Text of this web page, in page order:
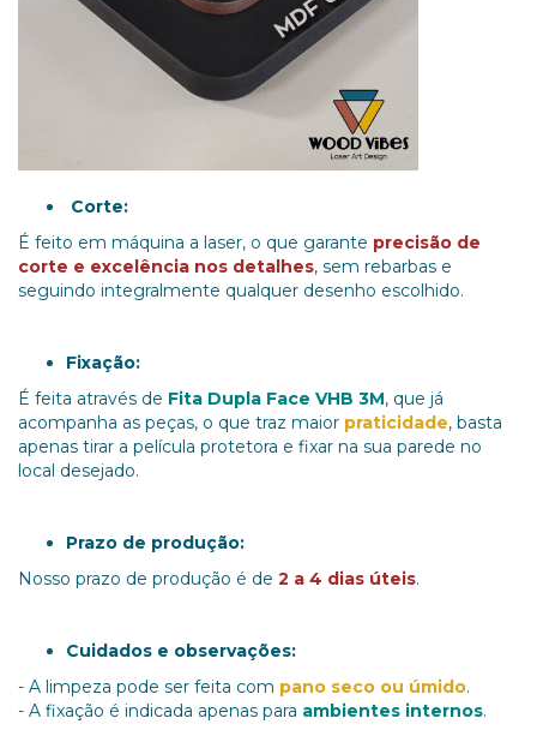
Corte:
É feito em máquina a laser, o que garante precisão de
corte e excelência nos detalhes, sem rebarbas e
seguindo integralmente qualquer desenho escolhido.
Fixação:
É feita através de Fita Dupla Face VHB 3M, que já
acompanha as peças, o que traz maior praticidade, basta
apenas tirar a película protetora e fixar na sua parede no
local desejado.
Prazo de produção:
Nosso prazo de produção é de 2 a 4 dias úteis.
Cuidados e observações:
- A limpeza pode ser feita com pano seco ou úmido.
- A fixação é indicada apenas para ambientes internos.